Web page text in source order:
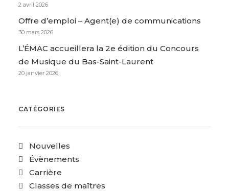
2 avril 2026
Offre d’emploi – Agent(e) de communications
30 mars 2026
L’ÉMAC accueillera la 2e édition du Concours
de Musique du Bas-Saint-Laurent
20 janvier 2026
CATÉGORIES
Nouvelles
Évènements
Carrière
Classes de maîtres